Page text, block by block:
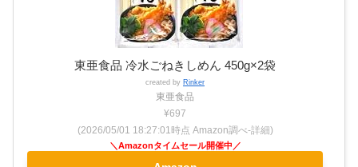
東亜食品 冷水ごねきしめん 450g×2袋
created by Rinker
東亜食品
¥697
(2026/05/01 18:27:01時点 Amazon調べ-詳細)